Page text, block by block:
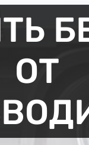
ОТ